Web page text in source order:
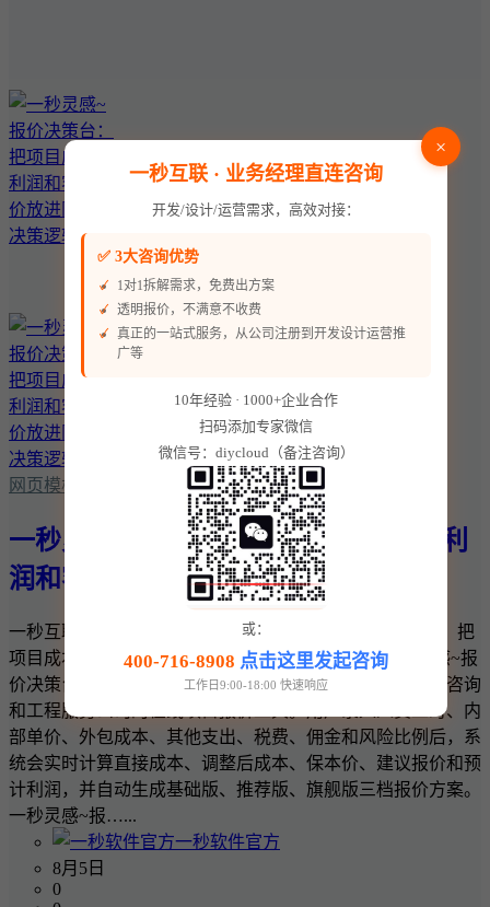
网页模板
一秒灵感~报价决策台：把项目成本、利
润和客户报价放进同一套决策逻辑
一秒互联 · 一秒灵感实用商业工具 一秒灵感~报价决策台：把
项目成本、利润和客户报价放进同一套决策逻辑 一秒灵感~报
价决策台是一款面向网站建设、软件开发、设计、广告、咨询
和工程服务公司的在线项目报价工具。用户录入人员工时、内
部单价、外包成本、其他支出、税费、佣金和风险比例后，系
统会实时计算直接成本、调整后成本、保本价、建议报价和预
计利润，并自动生成基础版、推荐版、旗舰版三档报价方案。
一秒灵感~报…...
一秒软件官方
8月5日
0
×
一秒互联 · 业务经理直连咨询
开发/设计/运营需求，高效对接：
✅ 3大咨询优势
1对1拆解需求，免费出方案
透明报价，不满意不收费
真正的一站式服务，从公司注册到开发设计运营推
广等
10年经验 · 1000+企业合作
扫码添加专家微信
微信号：diycloud（备注咨询）
或：
400-716-8908 点击这里发起咨询
工作日9:00-18:00 快速响应